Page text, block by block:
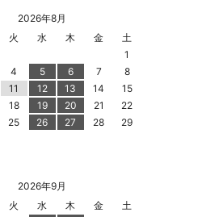
2026年8月
火 水 木 金
土
1
4 5 6 7
8
11 12 13 14
15
18 19 20 21
22
25 26 27 28
29
2026年9月
火 水 木 金
土